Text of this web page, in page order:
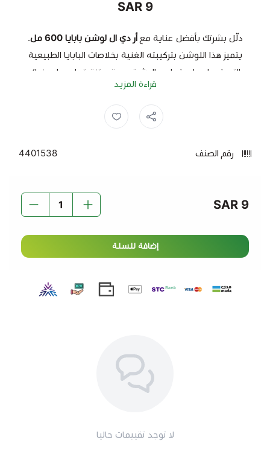
9 SAR
دلّل بشرتك بأفضل عناية مع أر دي ال لوشن بابايا 600 مل
.
يتميز هذا اللوشن بتركيبته الغنية بخلاصات البابايا الطبيعية
التي تعمل على ترطيب البشرة بعمق وتنقيتها، مما يمنحك
بشرة ناعمة ونضرة طوال اليوم. مثالي للاستخدام اليومي
لجميع أنواع البشرة.
ترطيب عميق للبشرة
، يساعد في استعادة رطوبتها
مناسب لجميع أنواع البشرة، بما في ذلك البشرة الحساسة.
يساعد في تفتيح البشرةوجعلها أكثر إشراقًا.
استمتع ببشرة صحية ومشرقة مع
أر دي ال لوشن بابايا 600
قراءة المزيد
رقم الصنف 4401538
9 SAR
إضافة للسلة
لا توجد تقييمات حاليا